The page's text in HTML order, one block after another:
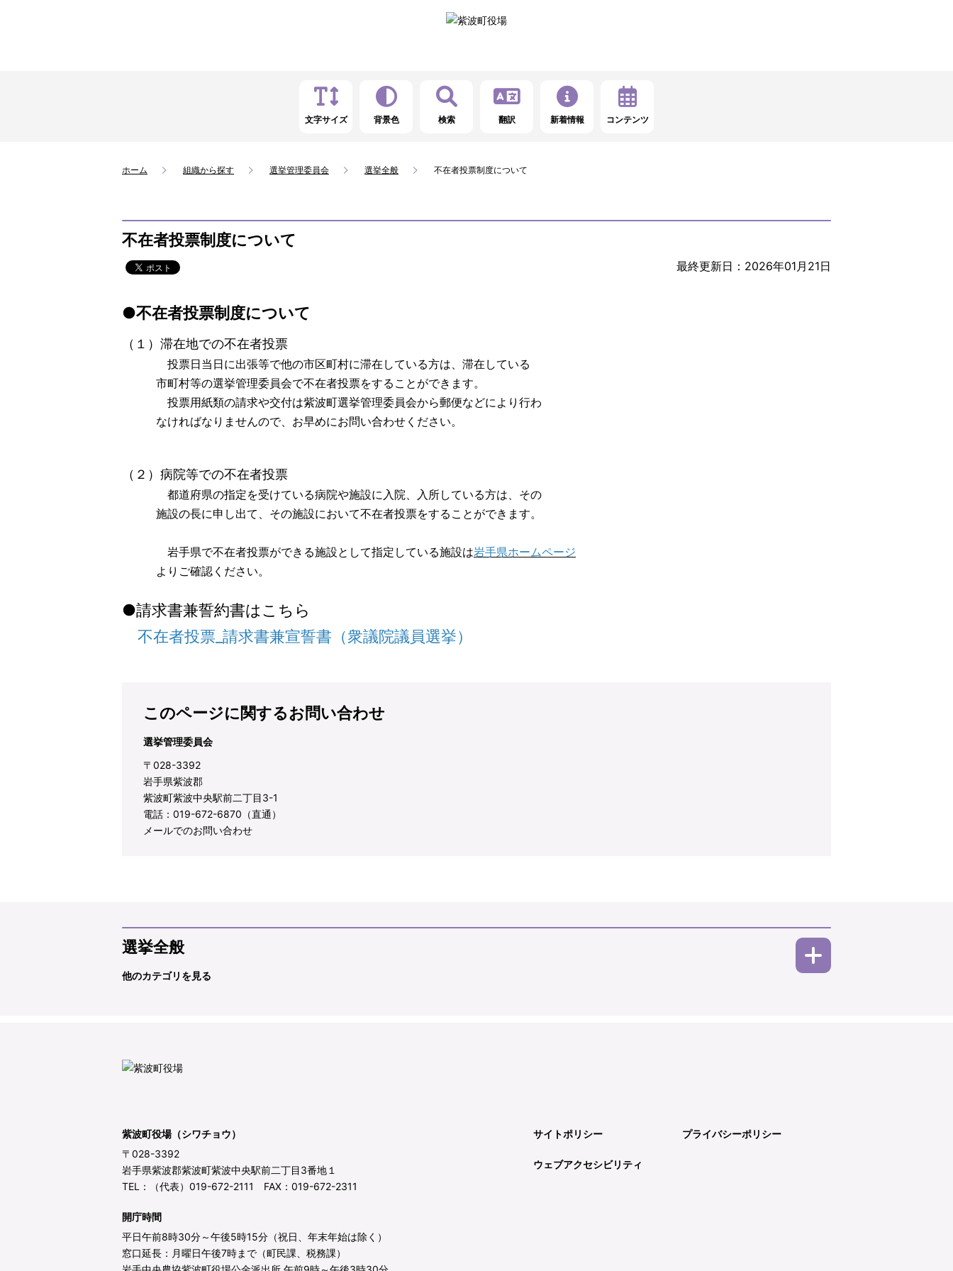
文字サイズ 背景色 検索 翻訳 新着情報 コンテンツ
ホーム 組織から探す 選挙管理委員会 選挙全般 不在者投票制度について
不在者投票制度について
最終更新日：2026年01月21日
●不在者投票制度について
（１）滞在地での不在者投票
投票日当日に出張等で他の市区町村に滞在している方は、滞在している
市町村等の選挙管理委員会で不在者投票をすることができます。
投票用紙類の請求や交付は紫波町選挙管理委員会から郵便などにより行わ
なければなりませんので、お早めにお問い合わせください。
（２）病院等での不在者投票
都道府県の指定を受けている病院や施設に入院、入所している方は、その
施設の長に申し出て、その施設において不在者投票をすることができます。
岩手県で不在者投票ができる施設として指定している施設は岩手県ホームページ
よりご確認ください。
●請求書兼誓約書はこちら
不在者投票_請求書兼宣誓書（衆議院議員選挙）
このページに関するお問い合わせ
選挙管理委員会
〒028-3392
岩手県紫波郡
紫波町紫波中央駅前二丁目3-1
電話：019-672-6870（直通）
メールでのお問い合わせ
選挙全般
他のカテゴリを見る
紫波町役場（シワチョウ）
〒028-3392
岩手県紫波郡紫波町紫波中央駅前二丁目3番地１
TEL：（代表）019-672-2111 FAX：019-672-2311
開庁時間
平日午前8時30分～午後5時15分（祝日、年末年始は除く）
窓口延長：月曜日午後7時まで（町民課、税務課）
サイトポリシー プライバシーポリシー
ウェブアクセシビリティ